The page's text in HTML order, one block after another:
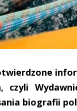
czyli
biografii